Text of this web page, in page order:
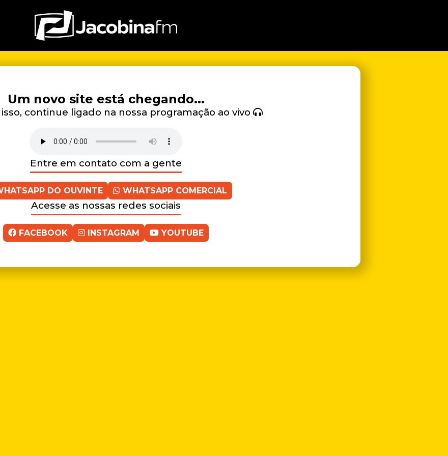
Um novo site está chegando...
continue ligado na nossa programação ao vivo
Entre em contato com a gente
DO OUVINTE WHATSAPP COMERCIAL
Acesse as nossas redes sociais
FACEBOOK INSTAGRAM YOUTUBE